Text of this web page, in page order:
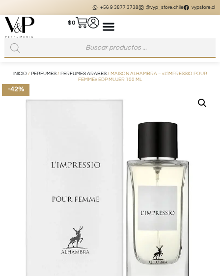
+56 9 3877 3738 @vyp_store.chile vypstore.cl
$0
INICIO / PERFUMES/ PERFUMES ÁRABES/ MAISON ALHAMBRA – «L’IMPRESSIO POUR
FEMME» EDP MUJER 100 ML
-42%